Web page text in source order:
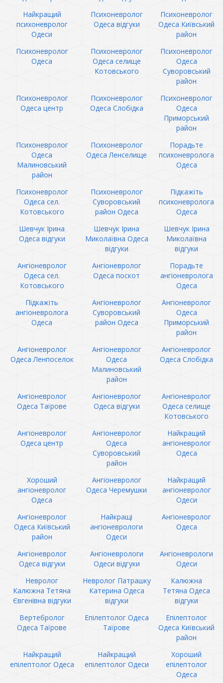
Найкращий
психоневролог
Одеси
Психоневролог
Одеса відгуки
Психоневролог
Одеса Київський
район
Психоневролог
Одеса
Психоневролог
Одеса селище
Котовського
Психоневролог
Одеса
Суворовський
район
Психоневролог
Одеса центр
Психоневролог
Одеса Слобідка
Психоневролог
Одеса
Приморський
район
Психоневролог
Одеса
Малиновський
район
Психоневролог
Одеса Ленселище
Порадьте
психоневролога
Одеса
Психоневролог
Одеса сел.
Котовського
Психоневролог
Суворовський
район Одеса
Підкажіть
психоневролога
Одеса
Шевчук Ірина
Одеса відгуки
Шевчук Ірина
Миколаївна Одеса
відгуки
Шевчук Ірина
Миколаївна
відгуки
Ангіоневролог
Одеса сел.
Котовського
Ангіоневролог
Одеса поскот
Порадьте
ангіоневролога
Одеса
Підкажіть
ангіоневролога
Одеса
Ангіоневролог
Суворовський
район Одеса
Ангіоневролог
Одеса
Приморський
район
Ангіоневролог
Одеса Ленпоселок
Ангіоневролог
Одеса
Малиновський
район
Ангіоневролог
Одеса Слобідка
Ангіоневролог
Одеса Таїрове
Ангіоневролог
Одеса відгуки
Ангіоневролог
Одеса селище
Котовського
Ангіоневролог
Одеса центр
Ангіоневролог
Одеса
Суворовський
район
Найкращий
ангіоневролог
Одеса
Хороший
ангіоневролог
Одеса
Ангіоневролог
Одеса Черемушки
Найкращий
ангіоневролог
Одеси
Ангіоневролог
Одеса Київський
район
Найкращі
ангіоневрологи
Одеси
Ангіоневролог
Одеса
Ангіоневролог
Одеса відгуки
Ангіоневрологи
Одеси відгуки
Ангіоневрологи
Одеси
Невролог
Калюжна Тетяна
Євгенівна відгуки
Невролог Патрашку
Катерина Одеса
відгуки
Калюжна
Тетяна Одеса
відгуки
Вертебролог
Одеса Таїрове
Епілептолог Одеса
Таїрове
Епілептолог
Одеса Київський
район
Найкращий
епілептолог Одеса
Найкращий
епілептолог Одеси
Хороший
епілептолог
Одеса